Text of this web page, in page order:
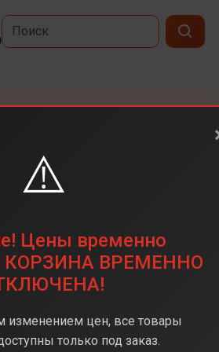
⚠️
Цены временно
КОРЗИНА ВРЕМЕННО
изменением цен, все товары
только под заказ.